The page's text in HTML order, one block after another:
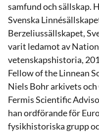
samfund och sällskap.
Svenska
Berzeliussällskapet,
varit ledamot av
vetenskapshistoria,
Fellow of the Linnean
Niels Bohr arkivets
Fermis Scientific
han ordförande för
fysikhistoriska grupp